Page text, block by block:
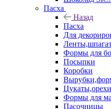
Пасха
Назад
Пасха
Для
Формы для
Посыпки
Коробки
Формы для
Пасочницы